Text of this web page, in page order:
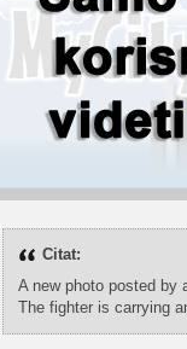
Citat:
A new photo posted by
The fighter is carrying